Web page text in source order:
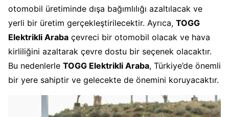
otomobil üretiminde dışa bağımlılığı azaltılacak ve
yerli bir üretim gerçekleştirilecektir. Ayrıca, TOGG
Elektrikli Araba çevreci bir otomobil olacak ve hava
kirliliğini azaltarak çevre dostu bir seçenek olacaktır.
Bu nedenlerle TOGG Elektrikli Araba, Türkiye’de önemli
bir yere sahiptir ve gelecekte de önemini koruyacaktır.